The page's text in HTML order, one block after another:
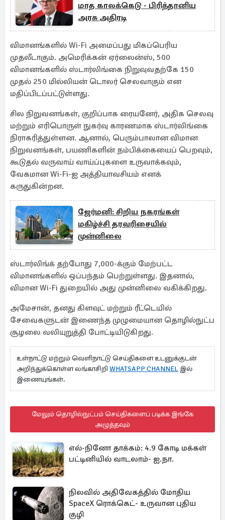
மாத காலக்கெடு - பிரித்தானிய
அரசு அதிரடி
விமானங்களில் Wi-Fi அமைப்பது மிகப்பெரிய
முதலீடாகும். அமெரிக்கன் ஏர்லைன்ஸ், 500
விமானங்களில் ஸ்டார்லிங்கை நிறுவுவதற்கே 150
முதல் 250 மில்லியன் டொலர் செலவாகும் என
மதிப்பிடப்பட்டுள்ளது.
சில நிறுவனங்கள், குறிப்பாக ரையனேர், அதிக செலவு
மற்றும் எரிபொருள் நுகர்வு காரணமாக ஸ்டார்லிங்கை
நிராகரித்துள்ளன. ஆனால், பெரும்பாலான விமான
நிறுவனங்கள், பயணிகளின் நம்பிக்கையைப் பெறவும்,
கூடுதல் வருவாய் வாய்ப்புகளை உருவாக்கவும்,
வேகமான Wi-Fi-ஐ அத்தியாவசியம் எனக்
கருதுகின்றன.
ஜேர்மனி: சிறிய நகரங்கள்
மகிழ்ச்சி தரவரிசையில்
முன்னிலை
ஸ்டார்லிங்க் தற்போது 7,000-க்கும் மேற்பட்ட
விமானங்களில் ஒப்பந்தம் பெற்றுள்ளது. இதனால்,
விமான Wi-Fi துறையில் அது முன்னிலை வகிக்கிறது.
அமேசான், தனது கிளவுட் மற்றும் ரீட்டெயில்
சேவைகளுடன் இணைந்த முழுமையான தொழில்நுட்ப
சூழலை வலியுறுத்தி போட்டியிடுகிறது.
உள்நாட்டு மற்றும் வெளிநாட்டு செய்திகளை உடனுக்குடன்
அறிந்துக்கொள்ள லங்காசிறி WHATSAPP CHANNEL இல்
இணையுங்கள்.
மேலும் தொழில்நுட்பம் செய்திகளைப் படிக்க இங்கே
அழுத்தவும்
எல்-நினோ தாக்கம்: 4.9 கோடி மக்கள்
பட்டினியில் வாடலாம்- ஐ.நா.
நிலவில் அதிவேகத்தில் மோதிய
SpaceX ரொக்கெட்- உருவான புதிய
குழி